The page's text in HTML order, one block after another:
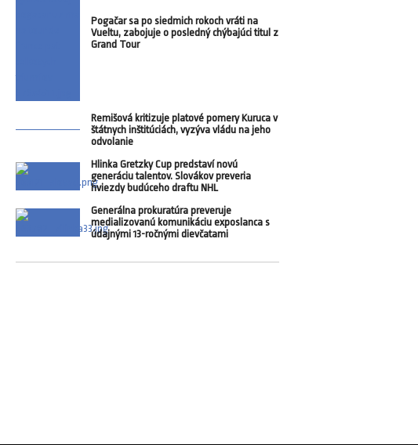
Pogačar sa po siedmich rokoch vráti na
Vueltu, zabojuje o posledný chýbajúci titul z
Grand Tour
Remišová kritizuje platové pomery Kuruca v
štátnych inštitúciách, vyzýva vládu na jeho
odvolanie
Hlinka Gretzky Cup predstaví novú
generáciu talentov. Slovákov preveria
hviezdy budúceho draftu NHL
Generálna prokuratúra preveruje
medializovanú komunikáciu exposlanca s
údajnými 13-ročnými dievčatami